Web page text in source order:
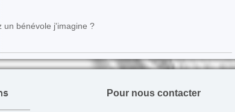
un bénévole j'imagine ?
Pour nous contacter